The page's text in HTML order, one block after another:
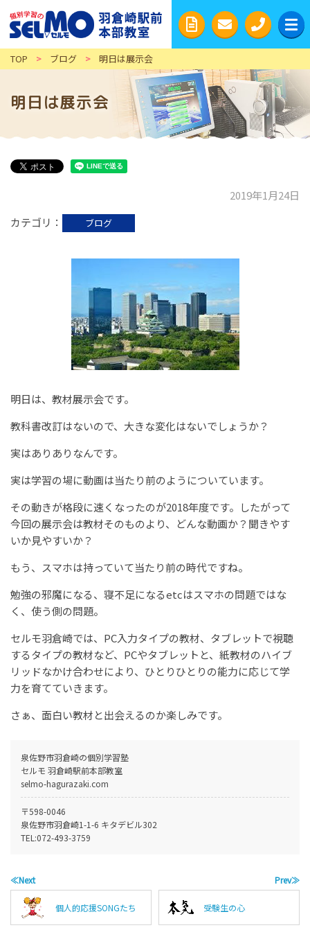
TOP > ブログ > 明日は展示会
明日は展示会
2019年1月24日
カテゴリ
ブログ
明日は、教材展示会です。
教科書改訂はないので、大きな変化はないでしょうか？
実はありありなんです。
実は学習の場に動画は当たり前のようについています。
その動きが格段に速くなったのが2018年度です。したがって
今回の展示会は教材そのものより、どんな動画か？聞きやす
いか見やすいか？
もう、スマホは持っていて当たり前の時代ですね。
勉強の邪魔になる、寝不足になるetcはスマホの問題ではな
く、使う側の問題。
セルモ羽倉崎では、PC入力タイプの教材、タブレットで視聴
するタイプの教材など、PCやタブレットと、紙教材のハイブ
リッドなかけ合わせにより、ひとりひとりの能力に応じて学
力を育てていきます。
さぁ、面白い教材と出会えるのか楽しみです。
泉佐野市羽倉崎の個別学習塾
セルモ 羽倉崎駅前本部教室
selmo-hagurazaki.com
〒598-0046
泉佐野市羽倉崎1-1-6 キタデビル302
TEL:072-493-3759
≪Next
個人的応援SONGたち
Prev≫
受験生の心